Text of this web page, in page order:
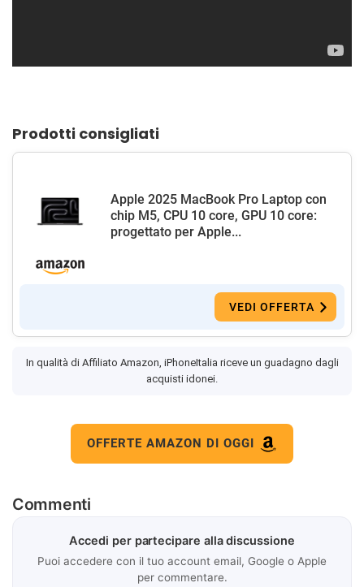
Prodotti consigliati
Apple 2025 MacBook Pro Laptop con
chip M5, CPU 10 core, GPU 10 core:
progettato per Apple...
VEDI OFFERTA
In qualità di Affiliato Amazon, iPhoneItalia riceve un guadagno dagli
acquisti idonei.
OFFERTE AMAZON DI OGGI
Commenti
Accedi per partecipare alla discussione
Puoi accedere con il tuo account email, Google o Apple
per commentare.